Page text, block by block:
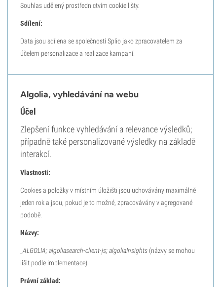
Souhlas udělený prostřednictvím cookie lišty.
Sdílení:
Data jsou sdílena se společností Splio jako zpracovatelem za
účelem personalizace a realizace kampaní.
Algolia, vyhledávání na webu
Účel
Zlepšení funkce vyhledávání a relevance výsledků;
případně také personalizované výsledky na základě
interakcí.
Vlastnosti:
Cookies a položky v místním úložišti jsou uchovávány maximálně
jeden rok a jsou, pokud je to možné, zpracovávány v agregované
podobě.
Názvy:
_ALGOLIA; algoliasearch-client-js; algoliaInsights (názvy se mohou
lišit podle implementace)
Právní základ: